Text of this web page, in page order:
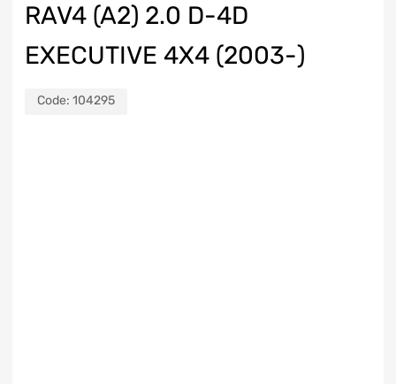
RAV4 (A2) 2.0 D-4D
EXECUTIVE 4X4 (2003-)
Code: 104295